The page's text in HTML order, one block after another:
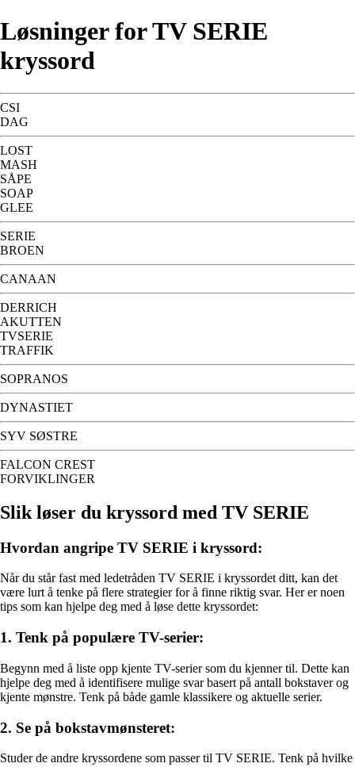
Løsninger for TV SERIE
kryssord
CSI
DAG
LOST
MASH
SÅPE
SOAP
GLEE
SERIE
BROEN
CANAAN
DERRICH
AKUTTEN
TVSERIE
TRAFFIK
SOPRANOS
DYNASTIET
SYV SØSTRE
FALCON CREST
FORVIKLINGER
Slik løser du kryssord med TV SERIE
Hvordan angripe TV SERIE i kryssord:
Når du står fast med ledetråden TV SERIE i kryssordet ditt, kan det
være lurt å tenke på flere strategier for å finne riktig svar. Her er noen
tips som kan hjelpe deg med å løse dette kryssordet:
1. Tenk på populære TV-serier:
Begynn med å liste opp kjente TV-serier som du kjenner til. Dette kan
hjelpe deg med å identifisere mulige svar basert på antall bokstaver og
kjente mønstre. Tenk på både gamle klassikere og aktuelle serier.
2. Se på bokstavmønsteret:
Studer de andre kryssordene som passer til TV SERIE. Tenk på hvilke